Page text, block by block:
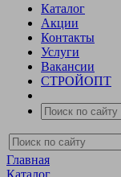
Каталог
Акции
Контакты
Услуги
Вакансии
СТРОЙОПТ
Главная
Каталог